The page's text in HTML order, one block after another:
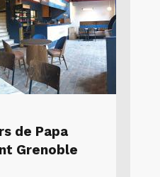
de Papa
Grenoble